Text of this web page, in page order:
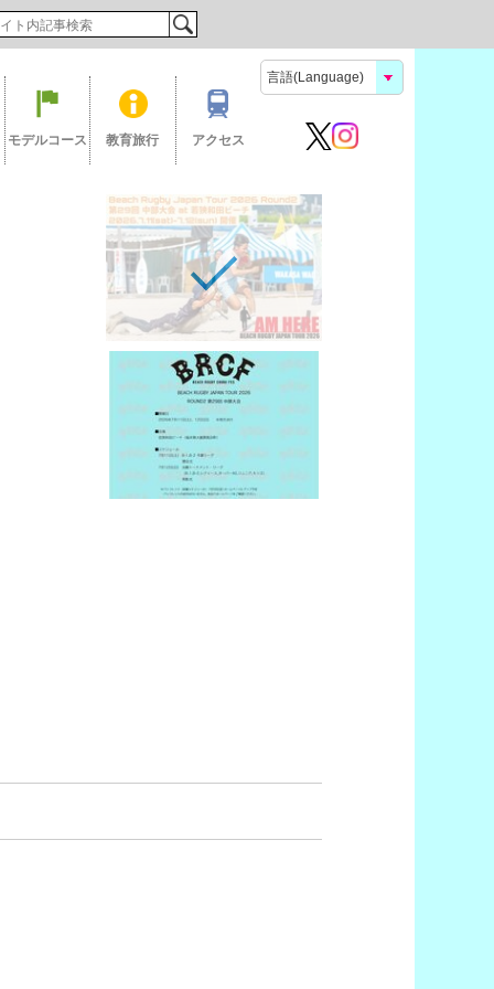
モデルコース 教育旅行 アクセス